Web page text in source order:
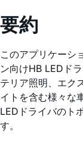
要約
このアプリケーシ
ン向けHB LEDド
テリア照明、エク
イトを含む様々な
LEDドライバのト
す。